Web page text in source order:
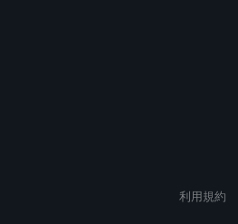
利用規約